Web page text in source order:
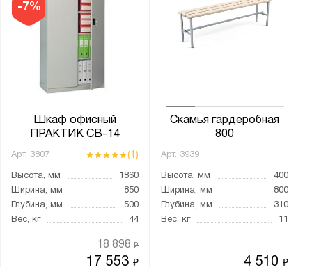
-7%
Шкаф офисный
ПРАКТИК СВ-14
Арт. 3807 (1)
Высота, мм
1860
Ширина, мм
850
Глубина, мм
500
Вес, кг
44
17 553₽
18 898₽
Скамья гардеробная
800
Арт. 3939
Высота, мм
400
Ширина, мм
800
Глубина, мм
310
Вес, кг
11
4 510₽
Foolscap
Металл
Трейзер: